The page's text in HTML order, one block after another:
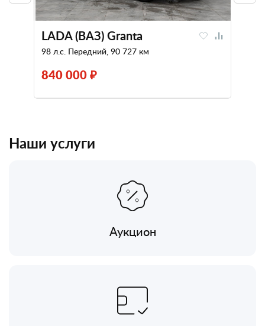
LADA (ВАЗ) Granta
98 л.с. Передний, 90 727 км
840 000 ₽
Наши услуги
Аукцион